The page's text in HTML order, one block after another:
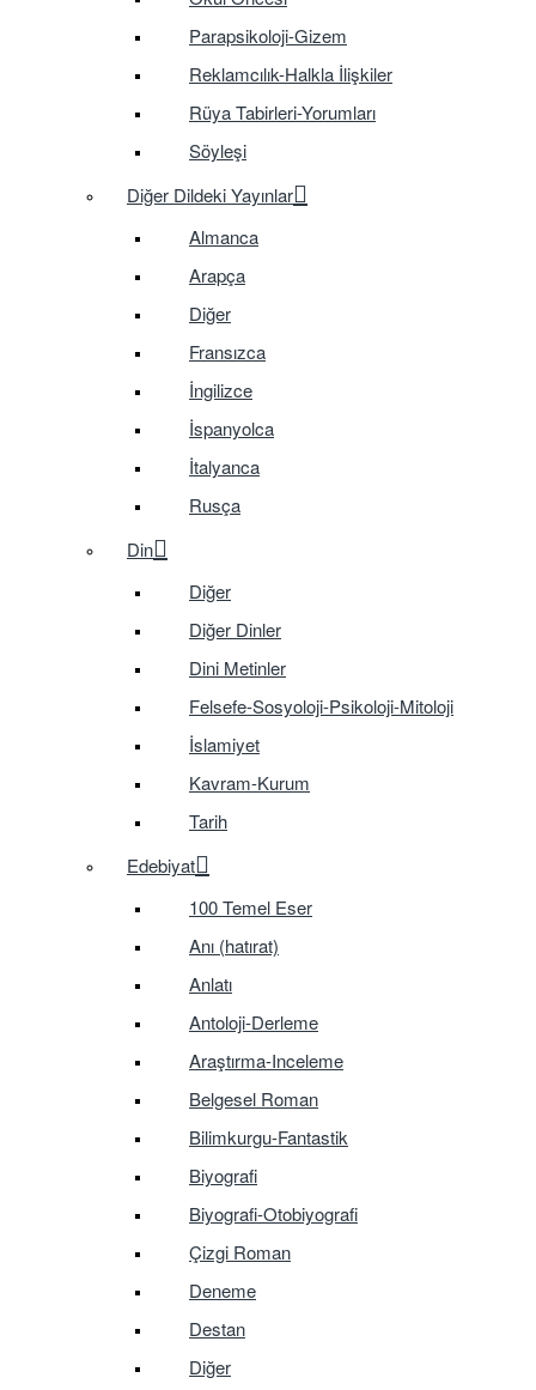
Parapsikoloji-Gizem
Reklamcılık-Halkla İlişkiler
Rüya Tabirleri-Yorumları
Söyleşi
Diğer Dildeki Yayınlar
Almanca
Arapça
Diğer
Fransızca
İngilizce
İspanyolca
İtalyanca
Rusça
Din
Diğer
Diğer Dinler
Dini Metinler
Felsefe-Sosyoloji-Psikoloji-Mitoloji
İslamiyet
Kavram-Kurum
Tarih
Edebiyat
100 Temel Eser
Anı (hatırat)
Anlatı
Antoloji-Derleme
Araştırma-Inceleme
Belgesel Roman
Bilimkurgu-Fantastik
Biyografi
Biyografi-Otobiyografi
Çizgi Roman
Deneme
Destan
Diğer